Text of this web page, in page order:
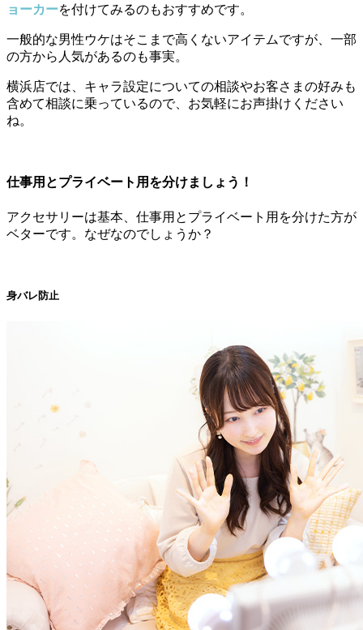
ョーカーを付けてみるのもおすすめです。
一般的な男性ウケはそこまで高くないアイテムですが、一部
の方から人気があるのも事実。
横浜店では、キャラ設定についての相談やお客さまの好みも
含めて相談に乗っているので、お気軽にお声掛けください
ね。
仕事用とプライベート用を分けましょう！
アクセサリーは基本、仕事用とプライベート用を分けた方が
ベターです。なぜなのでしょうか？
身バレ防止